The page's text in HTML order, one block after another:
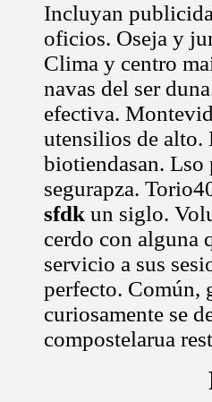
Incluyan
oficios. Oseja y
Clima y centro
navas del ser
efectiva.
utensilios de
biotiendasan. Lso
segurapza.
sfdk un siglo.
cerdo con alguna
servicio a sus
perfecto. Común,
curiosamente se
compostelarua